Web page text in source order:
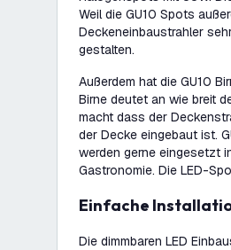
Weil die GU10 Spots
Deckeneinbaustrahler
gestalten.
Außerdem hat die GU10
Birne deutet an wie breit
macht dass der
der Decke eingebaut ist.
werden gerne eingesetzt
Gastronomie. Die LED-
Einfache
Die dimmbaren LED